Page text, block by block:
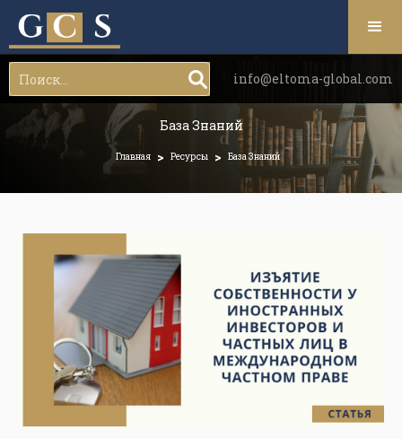
info@eltoma-global.com
База Знаний
Главная > Ресурсы > База Знаний